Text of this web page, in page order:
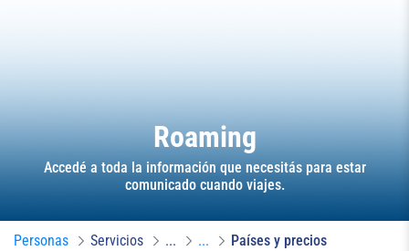
Roaming
Accedé a toda la información que necesitás para estar
comunicado cuando viajes.
Personas Servicios ... ... Países y precios